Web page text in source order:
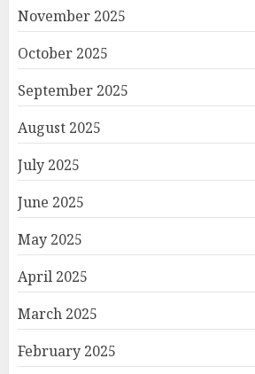
November 2025
October 2025
September 2025
August 2025
July 2025
June 2025
May 2025
April 2025
March 2025
February 2025